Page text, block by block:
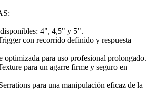
4", 4,5" y 5".
con recorrido definido y respuesta
optimizada para uso profesional prolongado.
para un agarre firme y seguro en
para una manipulación eficaz de la